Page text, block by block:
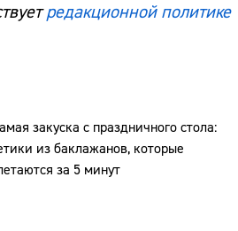
редакционной политике
закуска с праздничного стола:
из баклажанов, которые
за 5 минут